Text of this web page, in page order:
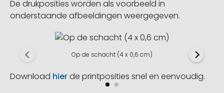
De drukposities worden als voorbeeld in
onderstaande afbeeldingen weergegeven.
Op de schacht (4 x 0,6 cm)
Download hierde printposities snel en eenvoudig.